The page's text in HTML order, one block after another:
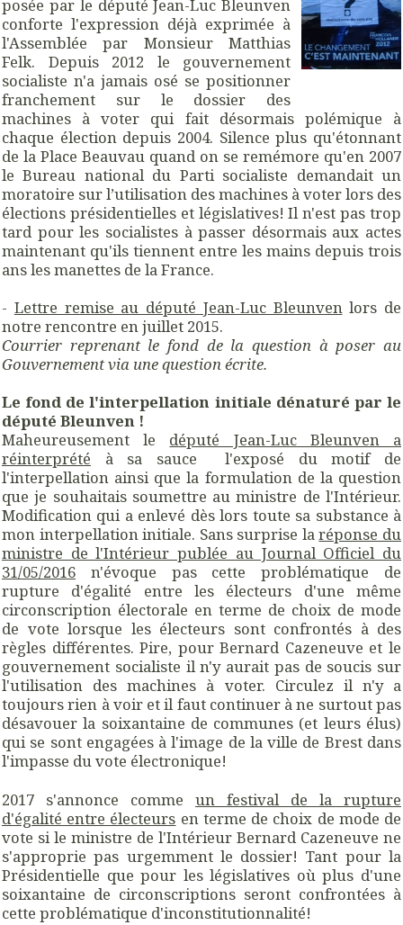
posée par le député Jean-Luc Bleunven
conforte l'expression déjà exprimée à
l'Assemblée par Monsieur Matthias
Felk. Depuis 2012 le gouvernement
socialiste n'a jamais osé se positionner
franchement sur le dossier des
machines à voter qui fait désormais polémique à
chaque élection depuis 2004. Silence plus qu'étonnant
de la Place Beauvau quand on se remémore qu'en 2007
le Bureau national du Parti socialiste demandait un
moratoire sur l’utilisation des machines à voter lors des
élections présidentielles et législatives! Il n'est pas trop
tard pour les socialistes à passer désormais aux actes
maintenant qu'ils tiennent entre les mains depuis trois
ans les manettes de la France.
- Lettre remise au député Jean-Luc Bleunvenlors de
notre rencontre en juillet 2015.
Courrier reprenant le fond de la question à poser au
Gouvernement via une question écrite.
Le fond de l'interpellation initiale dénaturé par le
député Bleunven !
Maheureusement le député Jean-Luc Bleunven a
réinterprété à sa sauce l'exposé du motif de
l'interpellation ainsi que la formulation de la question
que je souhaitais soumettre au ministre de l'Intérieur.
Modification qui a enlevé dès lors toute sa substance à
mon interpellation initiale. Sans surprise laréponse du
ministre de l'Intérieur publée au Journal Officiel du
31/05/2016 n'évoque pas cette problématique de
rupture d'égalité entre les électeurs d'une même
circonscription électorale en terme de choix de mode
de vote lorsque les électeurs sont confrontés à des
règles différentes. Pire, pour Bernard Cazeneuve et le
gouvernement socialiste il n'y aurait pas de soucis sur
l'utilisation des machines à voter. Circulez il n'y a
toujours rien à voir et il faut continuer à ne surtout pas
désavouer la soixantaine de communes (et leurs élus)
qui se sont engagées à l'image de la ville de Brest dans
l'impasse du vote électronique!
2017 s'annonce comme un festival de la rupture
d'égalité entre électeurs en terme de choix de mode de
vote si le ministre de l'Intérieur Bernard Cazeneuve ne
s'approprie pas urgemment le dossier! Tant pour la
Présidentielle que pour les législatives où plus d'une
soixantaine de circonscriptions seront confrontées à
cette problématique d'inconstitutionnalité!